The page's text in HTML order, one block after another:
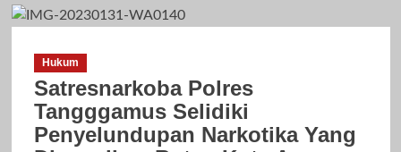
Ganjar
Nahdliyin
Temanggung
untuk
Hukum
Satresnarkoba Polres
Tangggamus Selidiki
Penyelundupan Narkotika Yang